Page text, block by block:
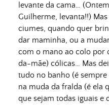
levante da cama…
Guilherme, levanta!!)
ciumes, quando quer
dar maminha, ou a
com o mano ao colo por
da-mãe) cólicas… Mas
tudo no banho (é
na muda da fralda (é ela
que sejam todas iguais e